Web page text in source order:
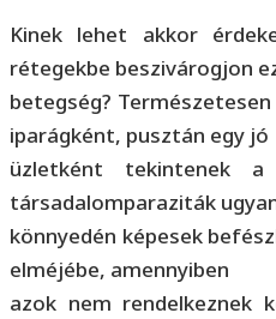
Kinek lehet akkor
rétegekbe beszivárogjon
betegség?
iparágként, pusztán egy jó
üzletként tekintenek a
társadalomparaziták
könnyedén képesek
elméjébe, amennyiben
azok nem rendelkeznek